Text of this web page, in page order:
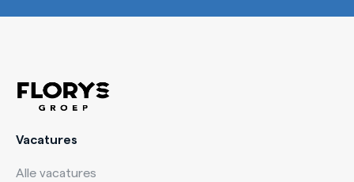
Vacatures
Alle vacatures